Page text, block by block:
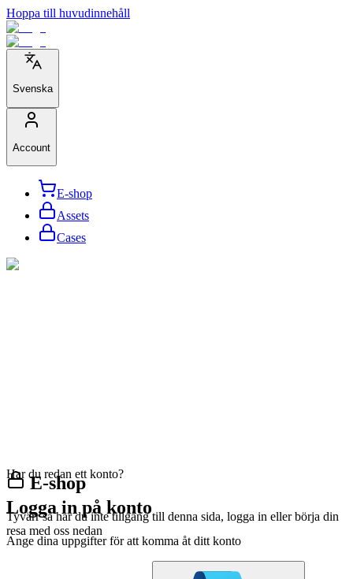
Hoppa till huvudinnehåll
Svenska
Account
E-shop
Assets
Cases
E-shop
Tyvärr så har du inte tillgång till denna sida, logga in eller börja din
resa med oss nedan
Har du redan ett konto?
Logga in på konto
Ange dina uppgifter för att komma åt ditt konto